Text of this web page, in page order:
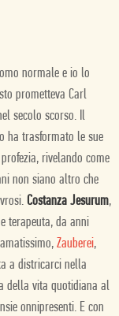
normale e io lo
prometteva Carl
secolo scorso. Il
ha trasformato le sue
rivelando come
non siano altro che
Costanza Jesurum,
terapeuta, da anni
Zauberei,
a districarci nella
della vita quotidiana al
onnipresenti. E con